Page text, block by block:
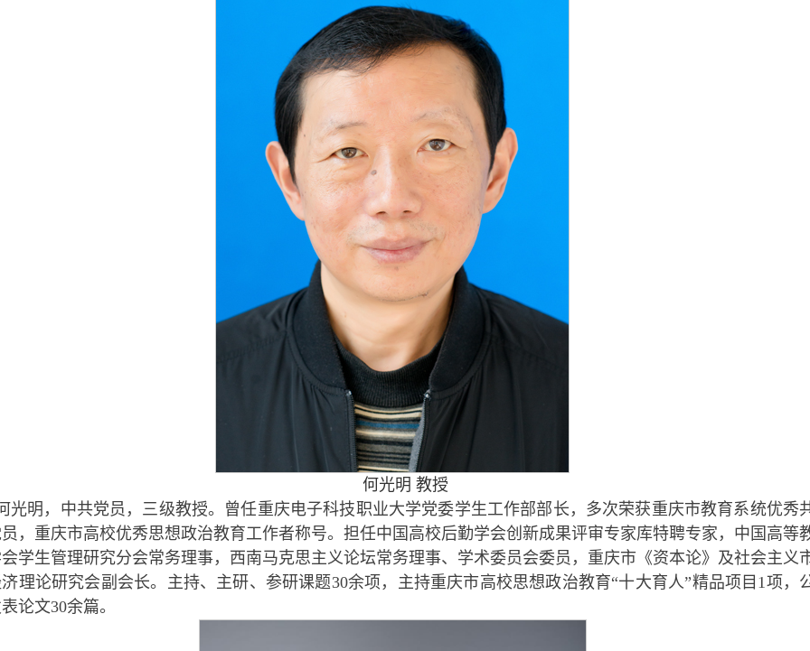
何光明 教授
光明，中共党员，三级教授。曾任重庆电子科技职业大学党委学生工作部部长，多次荣获重庆市教育系统优秀
，重庆市高校优秀思想政治教育工作者称号。担任中国高校后勤学会创新成果评审专家库特聘专家，中国高等
学生管理研究分会常务理事，西南马克思主义论坛常务理事、学术委员会委员，重庆市《资本论》及社会主义
理论研究会副会长。主持、主研、参研课题30余项，主持重庆市高校思想政治教育“十大育人”精品项目1项，
论文30余篇。